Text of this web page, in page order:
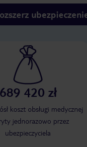
689 420 zł
koszt obsługi medycznej
jednorazowo przez
ubezpieczyciela